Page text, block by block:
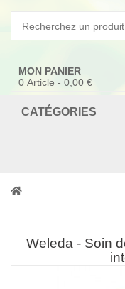
MON PANIER
0 Article - 0,00 €
CATÉGORIES
Weleda - Soin